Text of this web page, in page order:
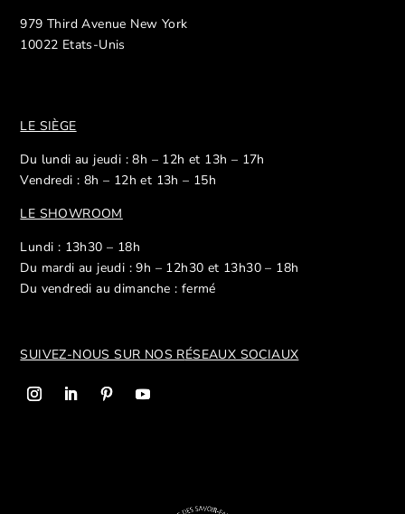
979 Third Avenue New York
10022 Etats-Unis
LE SIÈGE
Du lundi au jeudi : 8h – 12h et 13h – 17h
Vendredi : 8h – 12h et 13h – 15h
LE SHOWROOM
Lundi : 13h30 – 18h
Du mardi au jeudi : 9h – 12h30 et 13h30 – 18h
Du vendredi au dimanche : fermé
SUIVEZ-NOUS SUR NOS RÉSEAUX SOCIAUX